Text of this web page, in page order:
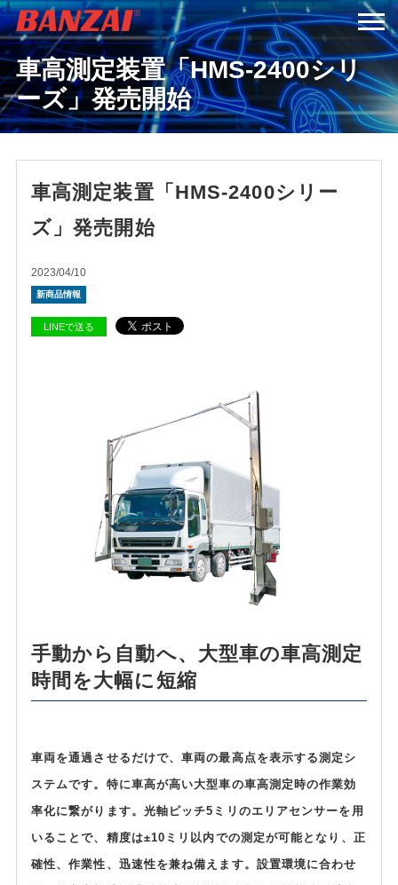
HOME
商品情報
会社案内
中文 ภาษาไทย
車高測定装置「HMS-2400シリ
ーズ」発売開始
車高測定装置「HMS-2400シリー
ズ」発売開始
2023/04/10
新商品情報
LINEで送る
手動から自動へ、大型車の車高測定
時間を大幅に短縮
車両を通過させるだけで、車両の最高点を表示する測定シ
ステムです。特に車高が高い大型車の車高測定時の作業効
率化に繋がります。光軸ピッチ5ミリのエリアセンサーを用
いることで、精度は±10ミリ以内での測定が可能となり、正
確性、作業性、迅速性を兼ね備えます。設置環境に合わせ